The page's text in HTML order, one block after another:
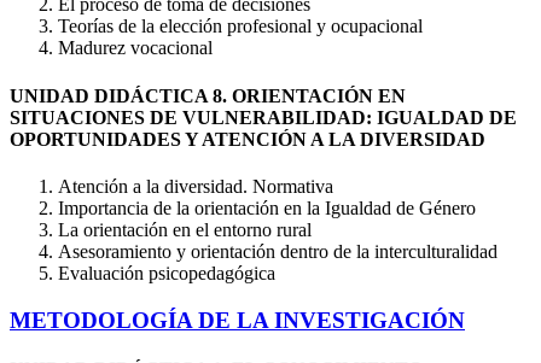
El proceso de toma de decisiones
Teorías de la elección profesional y ocupacional
Madurez vocacional
UNIDAD DIDÁCTICA 8. ORIENTACIÓN EN
SITUACIONES DE VULNERABILIDAD: IGUALDAD DE
OPORTUNIDADES Y ATENCIÓN A LA DIVERSIDAD
Atención a la diversidad. Normativa
Importancia de la orientación en la Igualdad de Género
La orientación en el entorno rural
Asesoramiento y orientación dentro de la interculturalidad
Evaluación psicopedagógica
METODOLOGÍA DE LA INVESTIGACIÓN